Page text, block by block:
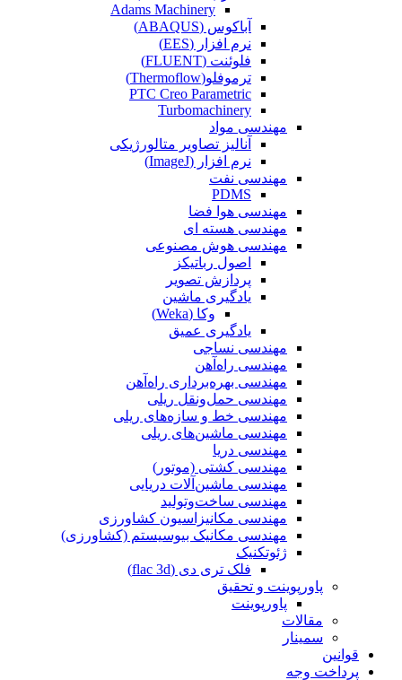
Adams Machinery
آباکوس (ABAQUS)
نرم افزار (EES)
فلوئنت (FLUENT)
ترموفلو(Thermoflow)
PTC Creo Parametric
Turbomachinery
مهندسی مواد
آنالیز تصاویر متالورژیکی
نرم افزار (ImageJ)
مهندسی نفت
PDMS
مهندسی هوا فضا
مهندسی هسته ای
مهندسی هوش مصنوعی
اصول رباتیکز
پردازش تصویر
یادگیری ماشین
وکا (Weka)
یادگیری عمیق
مهندسی نساجی
مهندسی راه‌آهن
مهندسی بهره‌برداری راه‌آهن
مهندسی حمل‌ونقل ریلی
مهندسی خط و سازه‌های ریلی
مهندسی ماشین‌های ریلی
مهندسی دریا
مهندسی کشتی (موتور)
مهندسی ماشین‌آلات دریایی
مهندسی ساخت‌وتولید
مهندسی مکانیزاسیون کشاورزی
مهندسی مکانیک بیوسیستم (کشاورزی)
ژئوتکنیک
فلک تری دی (flac 3d)
پاورپوینت و تحقیق
پاورپوینت
مقالات
سمینار
قوانین
پرداخت وجه